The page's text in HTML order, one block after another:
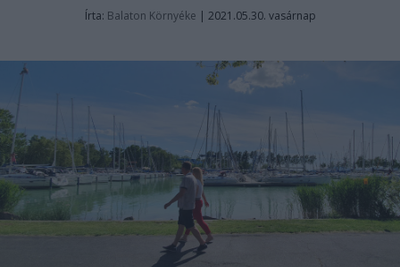
Írta: Balaton Környéke | 2021.05.30. vasárnap